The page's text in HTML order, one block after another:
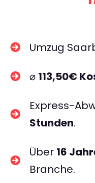
Umzug
⌀ 113,50€
Express-
Stunden.
Über 16
Branche.